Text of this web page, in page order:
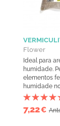
Flower
Ideal para
humidade.
elementos
humidade
7,22€